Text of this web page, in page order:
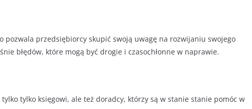
pozwala przedsiębiorcy skupić swoją uwagę na rozwijaniu swojego
błędów, które mogą być drogie i czasochłonne w naprawie.
tylko księgowi, ale też doradcy, którzy są w stanie stanie pomóc w